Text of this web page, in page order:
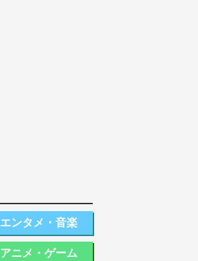
エンタメ・音楽
アニメ・ゲーム